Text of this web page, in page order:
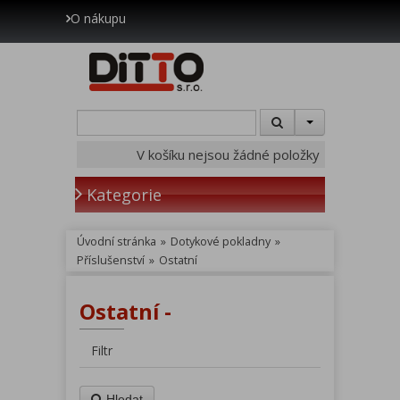
O nákupu
V košíku nejsou žádné položky
Kategorie
Úvodní stránka » Dotykové pokladny »
Příslušenství » Ostatní
Ostatní -
Filtr